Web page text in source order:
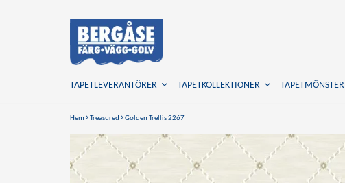
Hem Treasured Golden Trellis 2267
TAPETLEVERANTÖRER TAPETKOLLEKTIONER TAPETMÖNSTER